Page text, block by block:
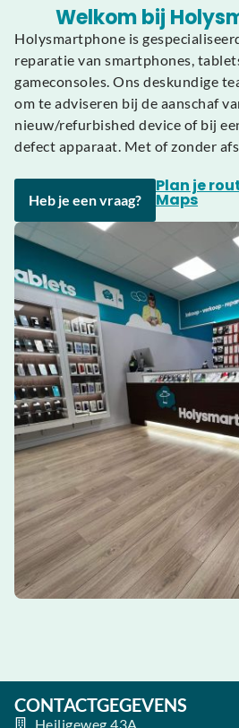
Welkom bij
Holysmartphone is
reparatie van smartphones,
gameconsoles. Ons deskundige
om te adviseren bij de aanschaf
nieuw/refurbished device of bij
defect apparaat. Met of zonder
Heb je een vraag?
Plan je
Maps
CONTACTGEGEVENS
Heiligeweg 43A